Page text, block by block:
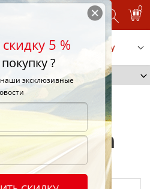
0
Заказать услугу
Michelin
R14 88T
5 %
?
эксклюзивные